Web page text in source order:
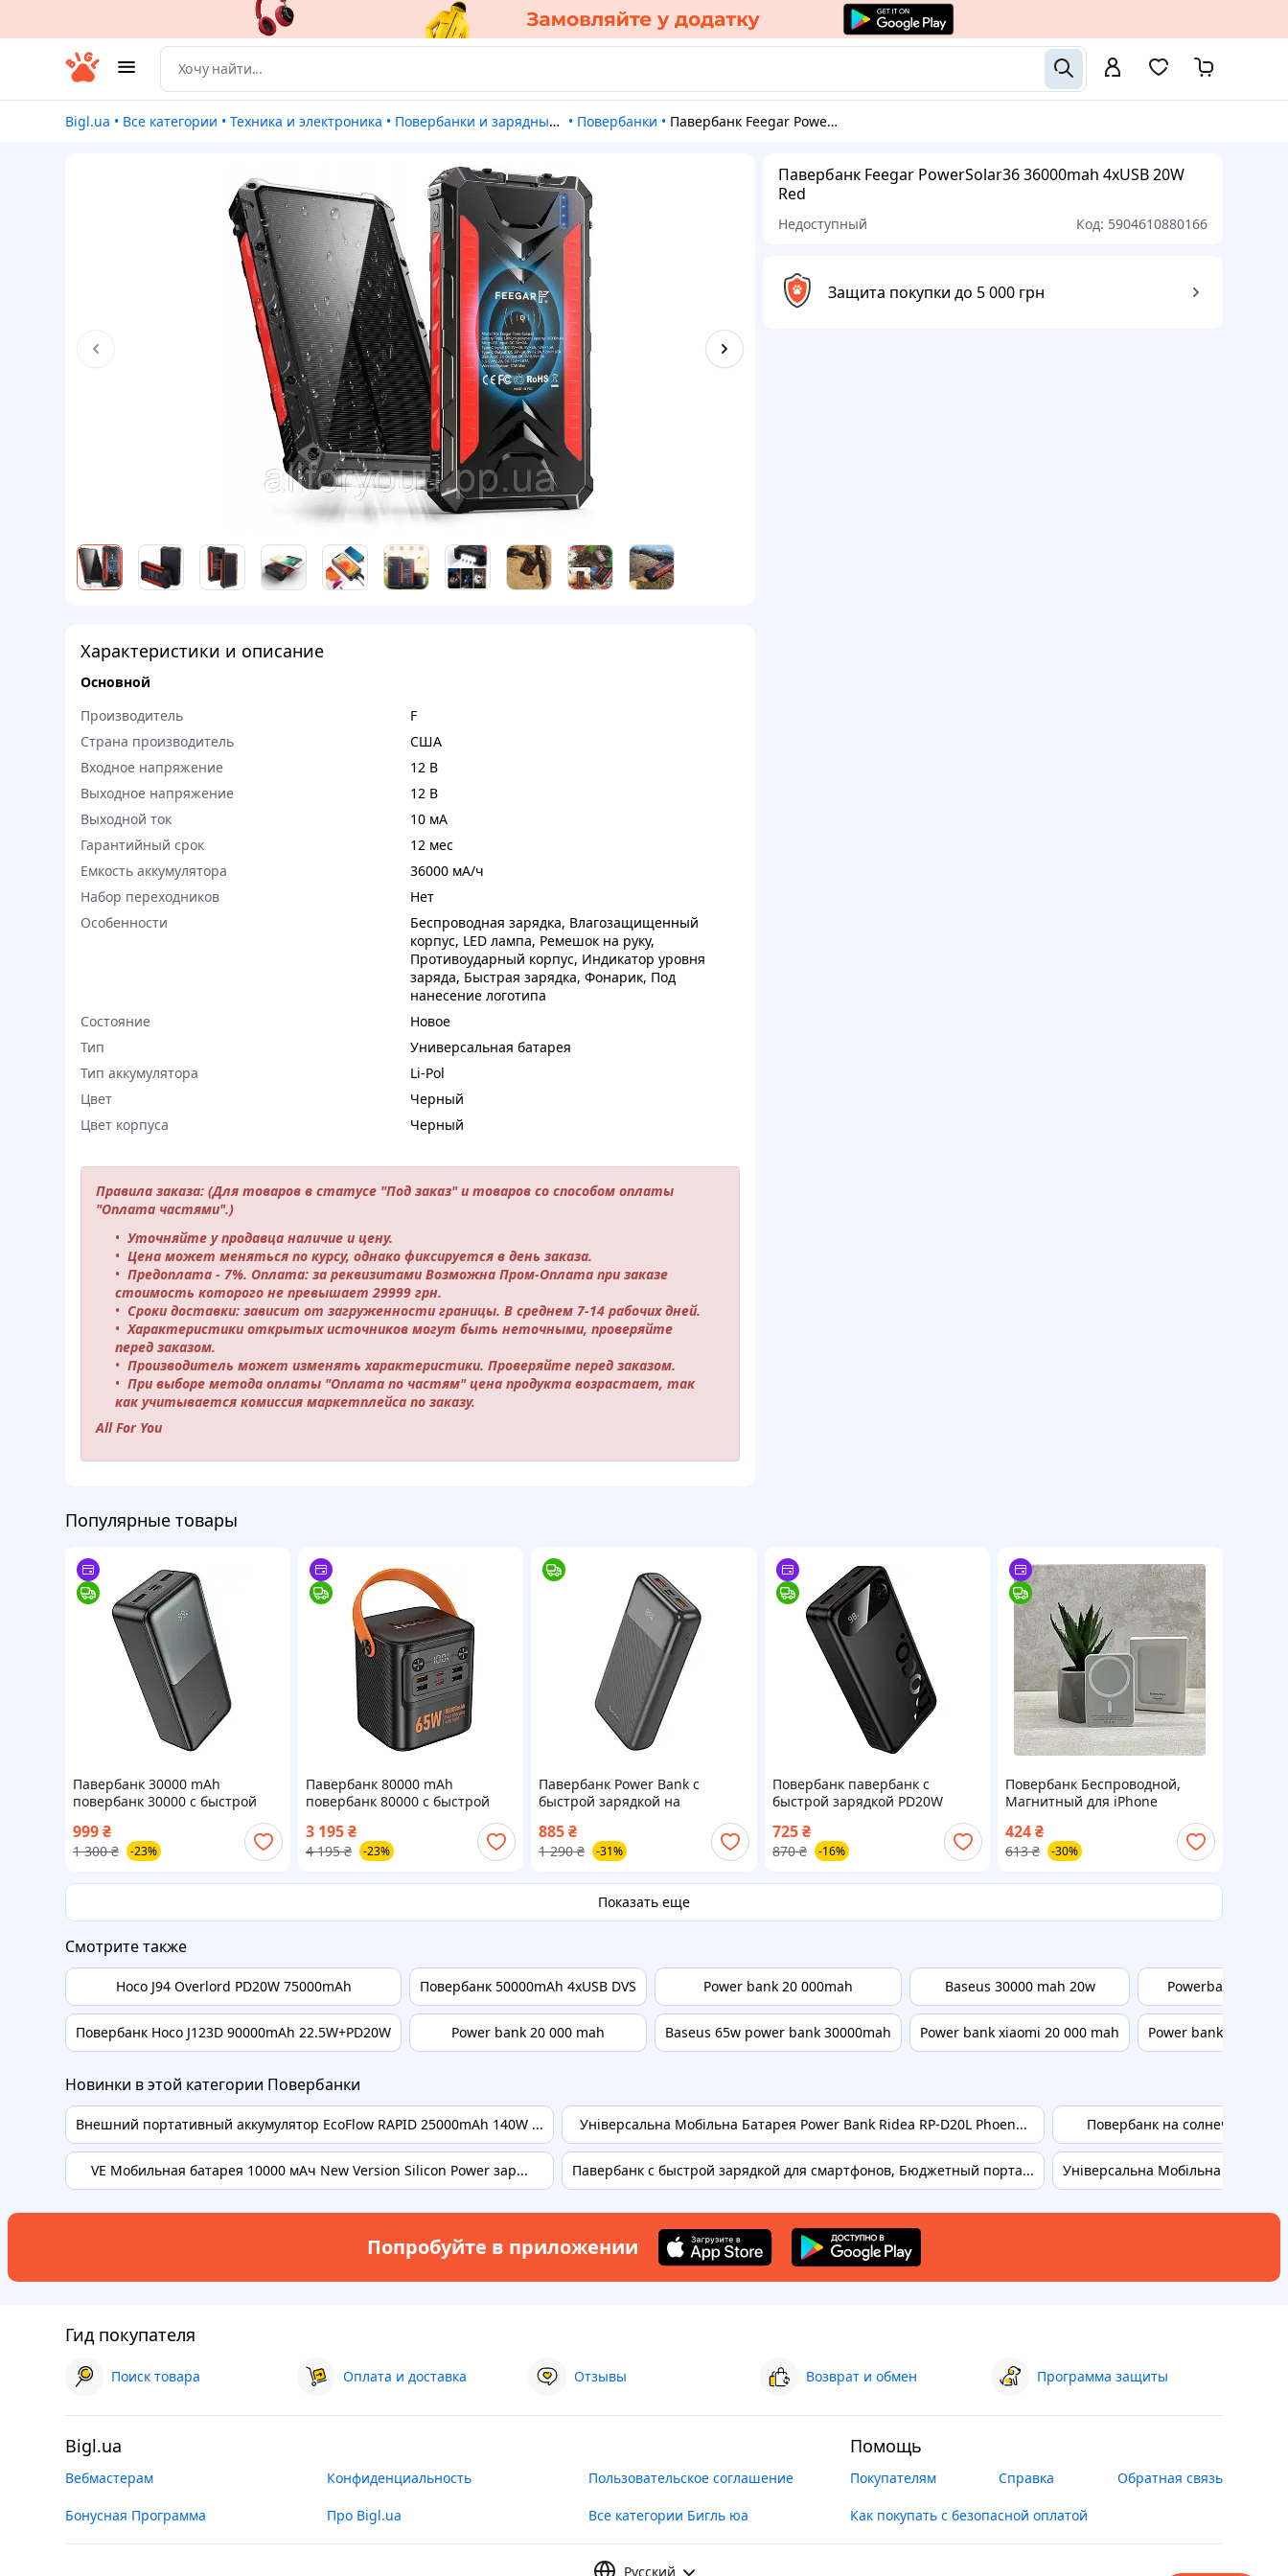
Bigl.ua • Все категории • Техника и электроника • Повербанки и зарядные станции • Повербанки • Павербанк Feegar PowerSolar36 36000mah 4xUSB 20W Red
Павербанк Feegar PowerSolar36 36000mah 4xUSB 20W
Red
Недоступный Код: 5904610880166
Защита покупки до 5 000 грн
Характеристики и описание
Основной
Производитель
F
Страна производитель
США
Входное напряжение
12 В
Выходное напряжение
12 В
Выходной ток
10 мА
Гарантийный срок
12 мес
Емкость аккумулятора
36000 мА/ч
Набор переходников
Нет
Особенности
Беспроводная зарядка, Влагозащищенный
корпус, LED лампа, Ремешок на руку,
Противоударный корпус, Индикатор уровня
заряда, Быстрая зарядка, Фонарик, Под
нанесение логотипа
Состояние
Новое
Тип
Универсальная батарея
Тип аккумулятора
Li-Pol
Цвет
Черный
Цвет корпуса
Черный
Правила заказа: (Для товаров в статусе "Под заказ" и товаров со способом оплаты
"Оплата частями".)
Уточняйте у продавца наличие и цену.
Цена может меняться по курсу, однако фиксируется в день заказа.
Предоплата - 7%. Оплата: за реквизитами Возможна Пром-Оплата при заказе
стоимость которого не превышает 29999 грн.
Сроки доставки: зависит от загруженности границы. В среднем 7-14 рабочих дней.
Характеристики открытых источников могут быть неточными, проверяйте
перед заказом.
Производитель может изменять характеристики. Проверяйте перед заказом.
При выборе метода оплаты "Оплата по частям" цена продукта возрастает, так
как учитывается комиссия маркетплейса по заказу.
All For You
Популярные товары
Павербанк 30000 mAh
повербанк 30000 с быстрой
повер банк для роутера power
bank 30000 для телефона
999₴
1 300 ₴ -23%
Павербанк 80000 mAh
повербанк 80000 с быстрой
зарядкой 65W HOCO J152 Pro
повер банк для роутера power
bank 80000 для ноутбука
3 195₴
4 195 ₴ -23%
Павербанк Power Bank с
быстрой зарядкой на
20000mAh HOCO J121A 22.5W
|2USB/1Type-C, PD20W черный
885₴
1 290 ₴ -31%
Повербанк павербанк с
быстрой зарядкой PD20W
20000mAh 2USB/Type-C 22.5W
Черный
725 ₴
870 ₴ -16%
Повербанк Беспроводной,
Магнитный для iPhone
MagSafe Battery Pack Magnetic
10000 mAh Внешний
аккумулятор
424₴
613 ₴ -30%
Показать еще
Смотрите также
Hoco J94 Overlord PD20W 75000mAh
Повербанк Hoco J123D 90000mAh 22.5W+PD20W
Повербанк 50000mAh 4xUSB DVS
Power bank 20 000 mah
Power bank 20 000mah
Baseus 65w power bank 30000mah
Baseus 30000 mah 20w
Power bank xiaomi 20 000 mah
Powerbank
Power bank xiaomi
Новинки в этой категории Повербанки
Внешний портативный аккумулятор EcoFlow RAPID 25000mAh 140W ...
VE Мобильная батарея 10000 мАч New Version Silicon Power зар...
Універсальна Мобільна Батарея Power Bank Ridea RP-D20L Phoen...
Павербанк с быстрой зарядкой для смартфонов, Бюджетный порта...
Повербанк на солнечной
Універсальна Мобільна Батарея
Попробуйте в приложении
Гид покупателя
Поиск товара Оплата и доставка Отзывы Возврат и обмен Программа защиты
Bigl.ua
Вебмастерам Конфиденциальность Пользовательское соглашение
Бонусная Программа Про Bigl.ua Все категории Бигль юа
Помощь
Покупателям Справка Обратная связь
Как покупать с безопасной оплатой
Русский